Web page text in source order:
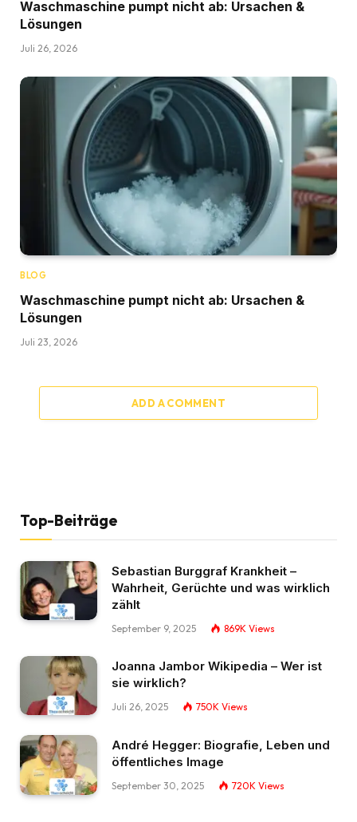
Waschmaschine pumpt nicht ab: Ursachen &
Lösungen
Juli 26, 2026
BLOG
Waschmaschine pumpt nicht ab: Ursachen &
Lösungen
Juli 23, 2026
ADD A COMMENT
Top-Beiträge
Sebastian Burggraf Krankheit –
Wahrheit, Gerüchte und was wirklich
zählt
September 9, 2025 869K Views
Joanna Jambor Wikipedia – Wer ist
sie wirklich?
Juli 26, 2025 750K Views
André Hegger: Biografie, Leben und
öffentliches Image
September 30, 2025 720K Views